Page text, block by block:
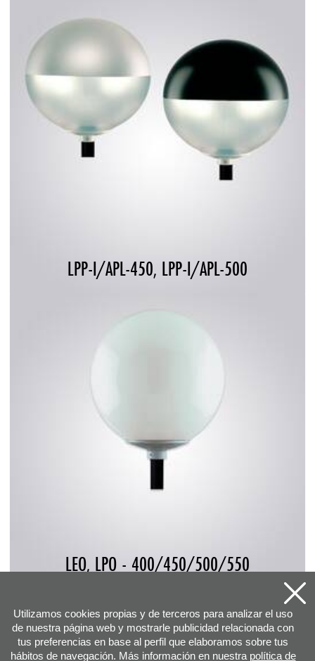
LPP-I/APL-450, LPP-I/APL-500
LEO, LPO - 400/450/500/550
Utilizamos cookies propias y de terceros para analizar el uso
de nuestra página web y mostrarle publicidad relacionada con
tus preferencias en base al perfil que elaboramos sobre tus
hábitos de navegación. Más información en nuestra política de